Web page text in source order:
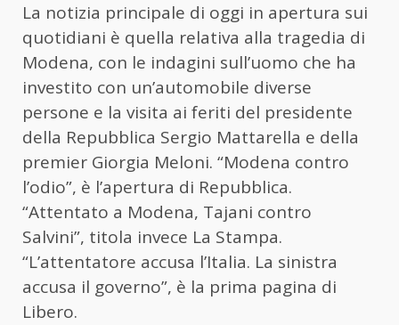
La notizia principale di oggi in apertura sui
quotidiani è quella relativa alla tragedia di
Modena, con le indagini sull’uomo che ha
investito con un’automobile diverse
persone e la visita ai feriti del presidente
della Repubblica Sergio Mattarella e della
premier Giorgia Meloni. “Modena contro
l’odio”, è l’apertura di Repubblica.
“Attentato a Modena, Tajani contro
Salvini”, titola invece La Stampa.
“L’attentatore accusa l’Italia. La sinistra
accusa il governo”, è la prima pagina di
Libero.